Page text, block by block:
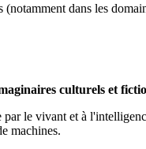
dans les
culturels et
le vivant et à
machines.